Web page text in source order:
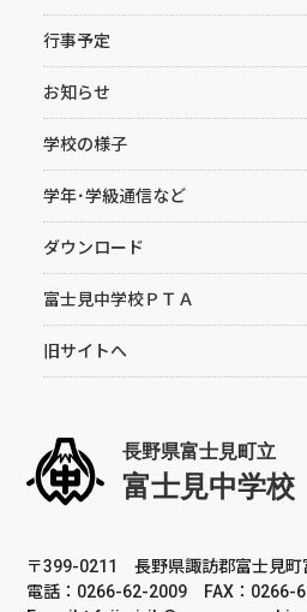
〒399-0211 長野県諏訪郡富士見町
電話：0266-62-2009 FAX：0266-
行事予定
お知らせ
学校の様子
学年･学級通信など
ダウンロード
富士見中学校ＰＴＡ
旧サイトへ